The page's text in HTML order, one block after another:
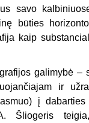
savo
būties
kaip
galimybė –
ir
į dabarties
Šliogeris